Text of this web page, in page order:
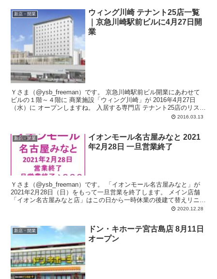
新店・開業
ウィング川崎 テナント25店一覧
｜京急川崎駅前ビルに4月27日開
業
Ｙさま（@ysb_freeman）です。 京急川崎駅前ビル開業にあわせて
ビルの１階～４階に 商業施設「ウィング川崎」が 2016年4月27日
（水）に オープンしますね。 入居する専門店 テナント25店のリス
2016.03.13
新店・開業
イオンモール名古屋みなと 2021
年2月28日 一旦営業終了
Ｙさま（@ysb_freeman）です。 「イオンモール名古屋みなと」が
2021年2月28日（日）をもって一旦営業を終了します。 メイン店舗
「イオン名古屋みなと店」はこの日から一時休業の後建て替えリニュ
2020.12.28
新店・開業
ドン・キホーテ宮古島店 8月11日
オープン